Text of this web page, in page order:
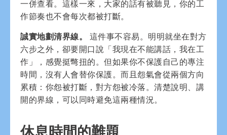
一併查看。這樣一來，大家的話有被聽見，你的工
作節奏也不會每次都被打斷。
誠實地劃清界線。
這件事不容易。明明就坐在對方
六步之外，卻要開口說「我現在不能講話，我在工
作」，感覺挺彆扭的。但如果你不保護自己的專注
時間，沒有人會替你保護。而且怨氣會從兩個方向
累積：你怨被打斷，對方怨被冷落。清楚說明、講
開的界線，可以同時避免這兩種情況。